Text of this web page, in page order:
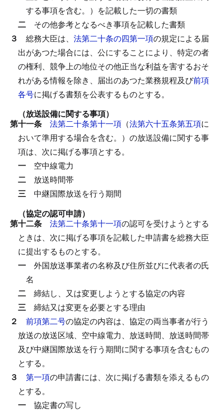
する事項を含む。）を記載した一切の書類
二
その他参考となるべき事項を記載した書類
３
総務大臣は、 法第二十条の四第一項の規定による届
出があつた場合には、公にすることにより、特定の者
の権利、競争上の地位その他正当な利益を害するおそ
れがある情報を除き、届出のあつた業務規程及び前項
各号に掲げる書類を公表するものとする。
（放送設備に関する事項）
第十一条
法第二十条第十一項 （法第六十五条第五項に
おいて準用する場合を含む。）の放送設備に関する事
項は、次に掲げる事項とする。
一
空中線電力
二
放送時間帯
三
中継国際放送を行う期間
（協定の認可申請）
第十二条
法第二十条第十一項の認可を受けようとする
ときは、次に掲げる事項を記載した申請書を総務大臣
に提出するものとする。
一
外国放送事業者の名称及び住所並びに代表者の氏
名
二
締結し、又は変更しようとする協定の内容
三
締結又は変更を必要とする理由
２
前項第二号の協定の内容は、協定の両当事者が行う
放送の放送区域、空中線電力、放送時間、放送時間帯
及び中継国際放送を行う期間に関する事項を含むもの
とする。
３
第一項の申請書には、次に掲げる書類を添えるもの
とする。
一
協定書の写し